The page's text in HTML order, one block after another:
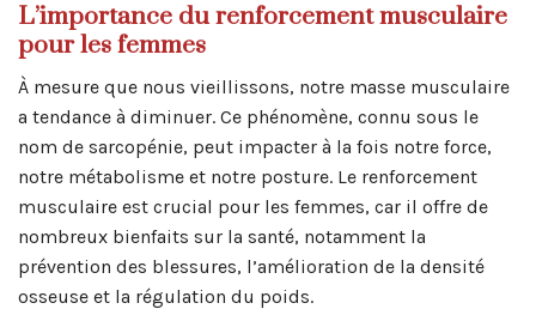
L’importance du renforcement musculaire
pour les femmes
À mesure que nous vieillissons, notre masse musculaire
a tendance à diminuer. Ce phénomène, connu sous le
nom de sarcopénie, peut impacter à la fois notre force,
notre métabolisme et notre posture. Le renforcement
musculaire est crucial pour les femmes, car il offre de
nombreux bienfaits sur la santé, notamment la
prévention des blessures, l’amélioration de la densité
osseuse et la régulation du poids.